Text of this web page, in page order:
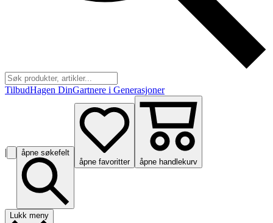
TilbudHagen DinGartnere i Generasjoner
|
åpne søkefelt
åpne favoritter
åpne handlekurv
Lukk meny